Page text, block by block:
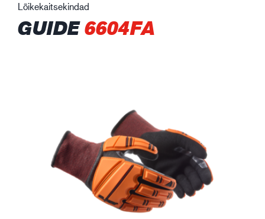
Lõikekaitsekindad
GUIDE6604FA